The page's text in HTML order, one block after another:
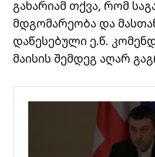
გახარიამ თქვა, რომ
მდგომარეობა და
დაწესებული ე.წ.
მაისის შემდეგ აღარ